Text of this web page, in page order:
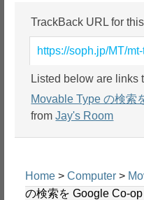
TrackBack URL for
https://soph.jp/MT/
Listed below are links
Movable Type の検索
fromJay's Room
Home >Computer >
の検索を Google Co-op